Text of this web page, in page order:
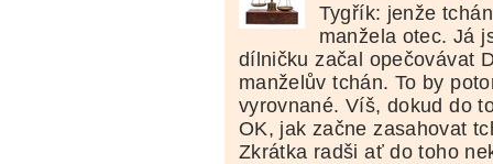
Tygřík: jenže
manžela otec. Já
dílničku začal opečovávat
manželův tchán. To by
vyrovnané. Víš, dokud do
OK, jak začne zasahovat
Zkrátka radši ať do toho